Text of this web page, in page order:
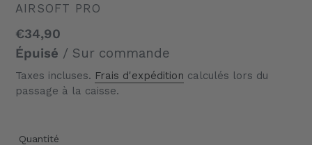
DISTRIBUTEUR
AIRSOFT PRO
Prix
normal
€34,90
Épuisé / Sur commande
Taxes incluses. Frais d'expédition calculés lors du
passage à la caisse.
Quantité